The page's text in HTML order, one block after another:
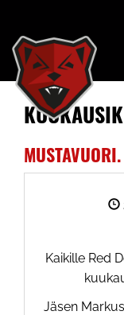
Kaikille Red
Jäsen